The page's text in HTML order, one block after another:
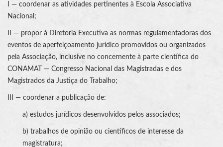
I — coordenar as atividades pertinentes à Escola Associativa
Nacional;
II — propor à Diretoria Executiva as normas regulamentadoras dos
eventos de aperfeiçoamento jurídico promovidos ou organizados
pela Associação, inclusive no concernente à parte científica do
CONAMAT — Congresso Nacional das Magistradas e dos
Magistrados da Justiça do Trabalho;
III — coordenar a publicação de:
a) estudos jurídicos desenvolvidos pelos associados;
b) trabalhos de opinião ou científicos de interesse da
magistratura;